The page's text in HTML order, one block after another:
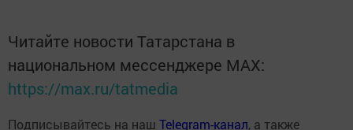
Читайте новости Татарстана в
национальном мессенджере MАХ:
https://max.ru/tatmedia
Подписывайтесь на наш Telegram-канал, а также